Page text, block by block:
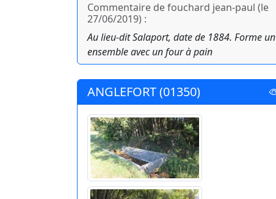
Commentaire de fouchard jean-paul (le
27/06/2019) :
Au lieu-dit Salaport, date de 1884. Forme un
ensemble avec un four à pain
ANGLEFORT (01350)